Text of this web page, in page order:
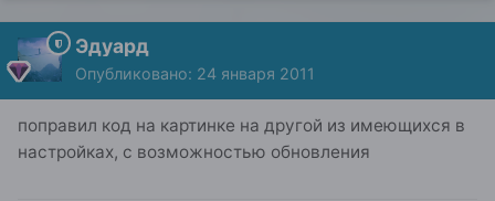
Эдуард
Опубликовано: 24 января 2011
поправил код на картинке на другой из имеющихся в
настройках, с возможностью обновления